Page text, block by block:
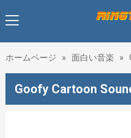
ホームページ » 面白い音楽 »
Goofy Cartoon